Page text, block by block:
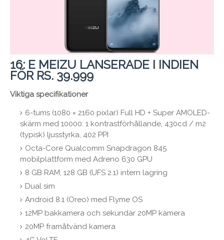
16: E MEIZU LANSERADE I INDIEN
FÖR RS. 39.999
Viktiga specifikationer
6-tums (1080 × 2160 pixlar) Full HD + Super AMOLED-
skärm med 10000: 1 kontrastförhållande, 430cd / m2
(typisk) ljusstyrka, 402 PPI
Octa-Core Qualcomm Snapdragon 845
mobilplattform med Adreno 630 GPU
8 GB RAM, 128 GB (UFS 2.1) intern lagring
Dual sim
Android 8.1 (Oreo) med Flyme OS
12MP bakkamera och sekundär 20MP kamera
20MP framåtvänd kamera